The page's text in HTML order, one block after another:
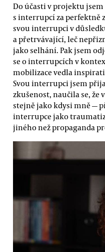
Do účasti v projektu
s interrupcí za perfektně
svou interrupci v
a přetrvávající, leč
jako selhání. Pak jsem
se o interrupcích v
mobilizace vedla
Svou interrupci jsem
zkušenost, naučila se,
stejně jako kdysi mně —
interrupce jako
jiného než propaganda